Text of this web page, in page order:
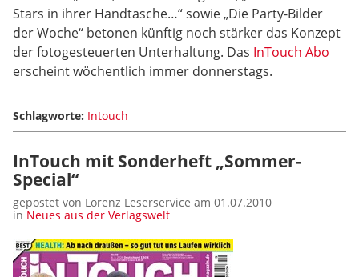
Stars in ihrer Handtasche…“ sowie „Die Party-Bilder
der Woche“ betonen künftig noch stärker das Konzept
der fotogesteuerten Unterhaltung. Das InTouch Abo
erscheint wöchentlich immer donnerstags.
Schlagworte: Intouch
InTouch mit Sonderheft „Sommer-
Special“
gepostet von Lorenz Leserservice am 01.07.2010
in Neues aus der Verlagswelt